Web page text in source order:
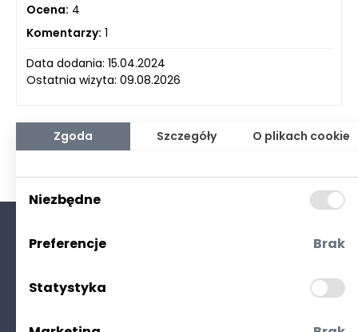
Ocena: 4
Komentarzy: 1
Data dodania: 15.04.2024
Ostatnia wizyta: 09.08.2026
Polityka prywatności
Zgoda Szczegóły O plikach cookie
Niezbędne
Preferencje Brak
Statystyka